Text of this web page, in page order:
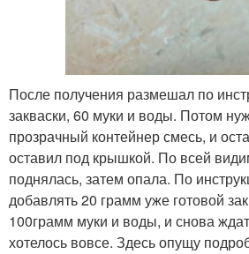
После получения размешал по
закваски, 60 муки и воды. Потом
прозрачный контейнер смесь, и
оставил под крышкой. По всей
поднялась, затем опала. По
добавлять 20 грамм уже готовой
100грамм муки и воды, и снова
хотелось вовсе. Здесь опущу